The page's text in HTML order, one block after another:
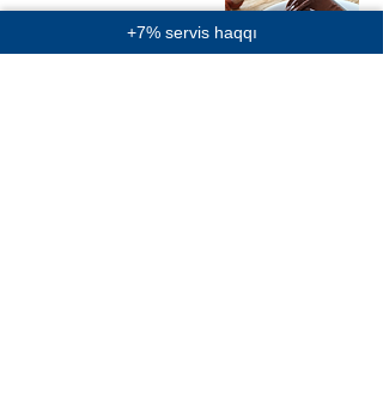
+7% servis haqqı